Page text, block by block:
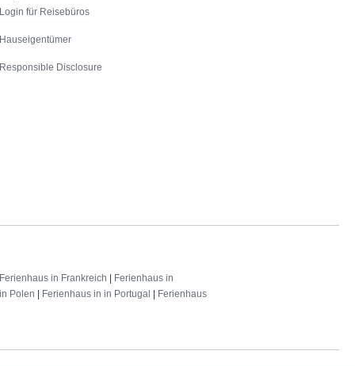
Login für Reisebüros
Hauseigentümer
Responsible Disclosure
Ferienhaus in Frankreich
Ferienhaus in
Polen
Ferienhaus in in Portugal Ferienhaus